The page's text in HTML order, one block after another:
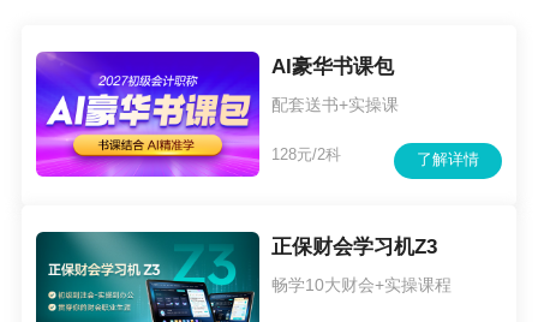
书课结合，AI精准学，优享与尊享随心学
双套核心全课程，多位师资直播+录播无限畅学
8-10本图书：
优享版：梦1·应试指南、梦2·必刷550题、
AI豪华书课包
配套送书+实操课
了解详情
128元/2科
正保财会学习机Z3
畅学10大财会+实操课程